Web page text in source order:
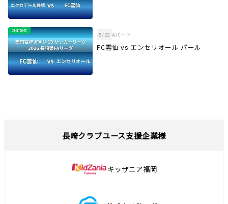
5/23 Aパート
FC雲仙 vs エンセリオール パール
長崎クラブユース支援企業様
キッザニア福岡